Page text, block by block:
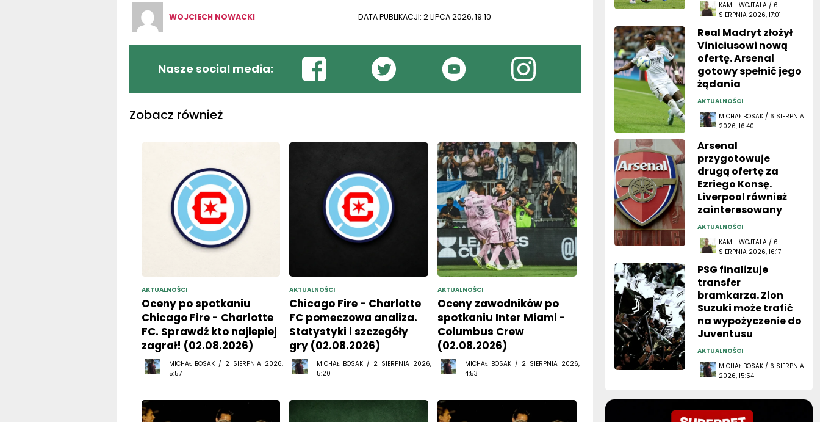
WOJCIECH NOWACKI DATA PUBLIKACJI: 2 LIPCA 2026, 19:10
Nasze social media:
Zobacz również
AKTUALNOŚCI
Oceny po spotkaniu
Chicago Fire - Charlotte
FC. Sprawdź kto najlepiej
zagrał! (02.08.2026)
MICHAŁ BOSAK / 2 SIERPNIA 2026,
5:57
AKTUALNOŚCI
Chicago Fire - Charlotte
FC pomeczowa analiza.
Statystyki i szczegóły
gry (02.08.2026)
MICHAŁ BOSAK / 2 SIERPNIA 2026,
5:20
AKTUALNOŚCI
Oceny zawodników po
spotkaniu Inter Miami -
Columbus Crew
(02.08.2026)
MICHAŁ BOSAK / 2 SIERPNIA 2026,
4:53
KAMIL WOJTALA / 6
SIERPNIA 2026, 17:01
Real Madryt złożył
Viniciusowi nową
ofertę. Arsenal
gotowy spełnić jego
żądania
AKTUALNOŚCI
MICHAŁ BOSAK / 6 SIERPNIA
2026, 16:40
Arsenal
przygotowuje
drugą ofertę za
Ezriego Konsę.
Liverpool również
zainteresowany
AKTUALNOŚCI
KAMIL WOJTALA / 6
SIERPNIA 2026, 16:17
PSG finalizuje
transfer
bramkarza. Zion
Suzuki może trafić
na wypożyczenie do
Juventusu
AKTUALNOŚCI
MICHAŁ BOSAK / 6 SIERPNIA
2026, 15:54